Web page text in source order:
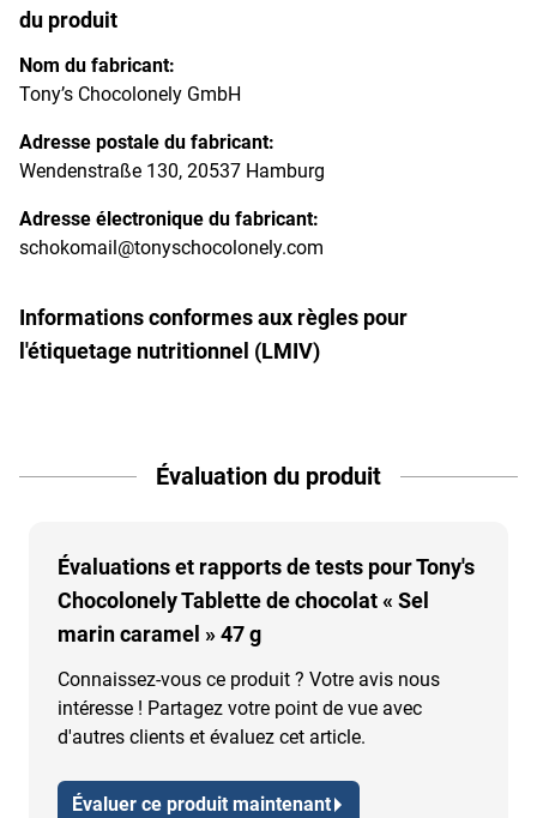
du produit
Nom du fabricant:
Tony’s Chocolonely GmbH
Adresse postale du fabricant:
Wendenstraße 130, 20537 Hamburg
Adresse électronique du fabricant:
schokomail@tonyschocolonely.com
Informations conformes aux règles pour
l'étiquetage nutritionnel (LMIV)
Évaluation du produit
Évaluations et rapports de tests pour Tony's
Chocolonely Tablette de chocolat « Sel
marin caramel » 47 g
Connaissez-vous ce produit ? Votre avis nous
intéresse ! Partagez votre point de vue avec
d'autres clients et évaluez cet article.
Évaluer ce produit maintenant